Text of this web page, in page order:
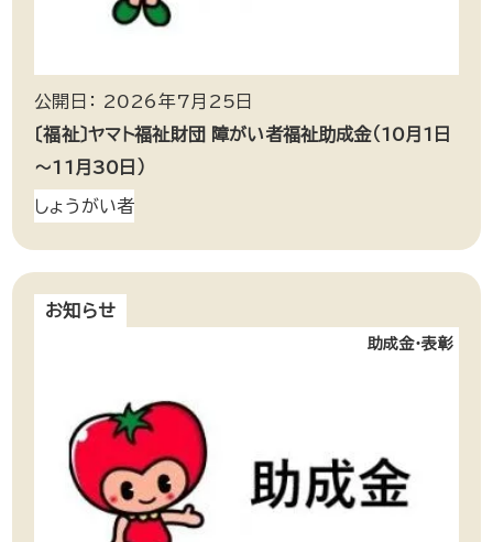
公開日： 2026年7月25日
〔福祉〕ヤマト福祉財団 障がい者福祉助成金（10月1日
～11月30日）
しょうがい者
お知らせ
助成金・表彰